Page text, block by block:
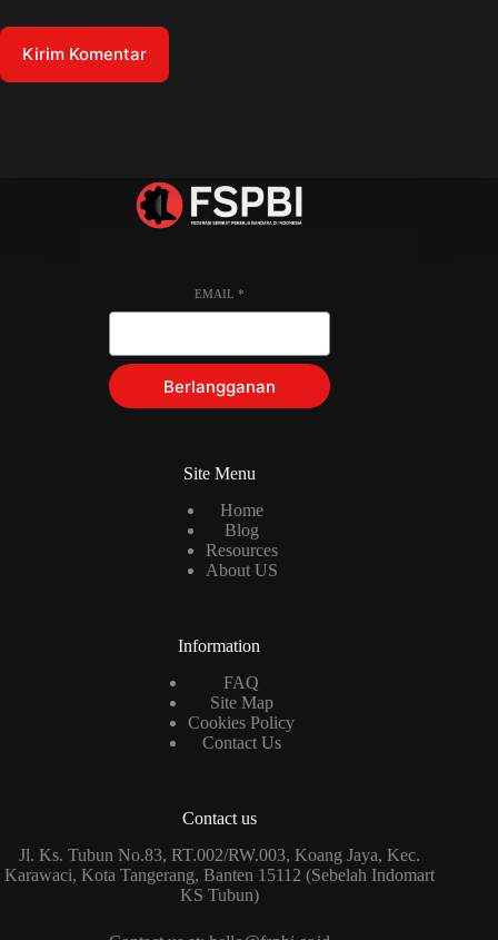
Kirim Komentar
EMAIL *
Berlangganan
Site Menu
Home
Blog
Resources
About US
Information
FAQ
Site Map
Cookies Policy
Contact Us
Contact us
Jl. Ks. Tubun No.83, RT.002/RW.003, Koang Jaya, Kec.
Karawaci, Kota Tangerang, Banten 15112 (Sebelah Indomart
KS Tubun)